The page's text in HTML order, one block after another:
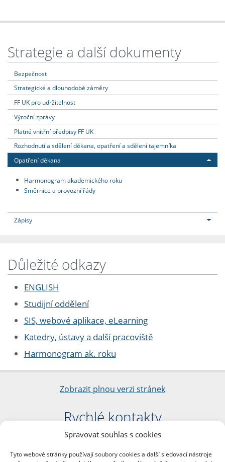
Spravovat souhlas s cookies
Tyto webové stránky používají soubory cookies a další sledovací nástroje
Strategie a další dokumenty
Bezpečnost
Strategické a dlouhodobé záměry
FF UK pro udržitelnost
Výroční zprávy
Platné vnitřní předpisy FF UK
Rozhodnutí a sdělení děkana, opatření a sdělení tajemníka
Opatření děkana
Harmonogram akademického roku
Směrnice a provozní řády
Zápisy
Důležité odkazy
ENGLISH
Studijní oddělení
SIS, webové aplikace, eLearning
Katedry, ústavy a další pracoviště
Harmonogram ak. roku
Zobrazit plnou verzi stránek
Rychlé kontakty
Filozofická fakulta
nám. Jana Palacha 1/2